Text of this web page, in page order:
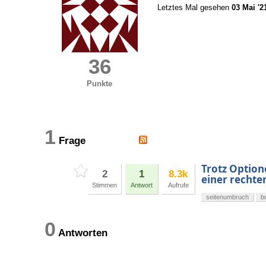
36
Punkte
Letztes Mal gesehen 03 Mai
1 Frage
2
Stimmen
1
Antwort
8.3k
Aufrufe
Trotz
einer
seitenumbruch
0 Antworten